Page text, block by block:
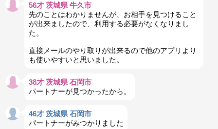
56才 茨城県 牛久市
先のことはわかりませんが、お相手を見つけること
が出来ましたので、利用する必要がなくなりまし
た。
直接メールのやり取りが出来るので他のアプリより
も使いやすいと思いました。
38才 茨城県 石岡市
パートナーが見つかったから。
46才 茨城県 石岡市
パートナーがみつかりました